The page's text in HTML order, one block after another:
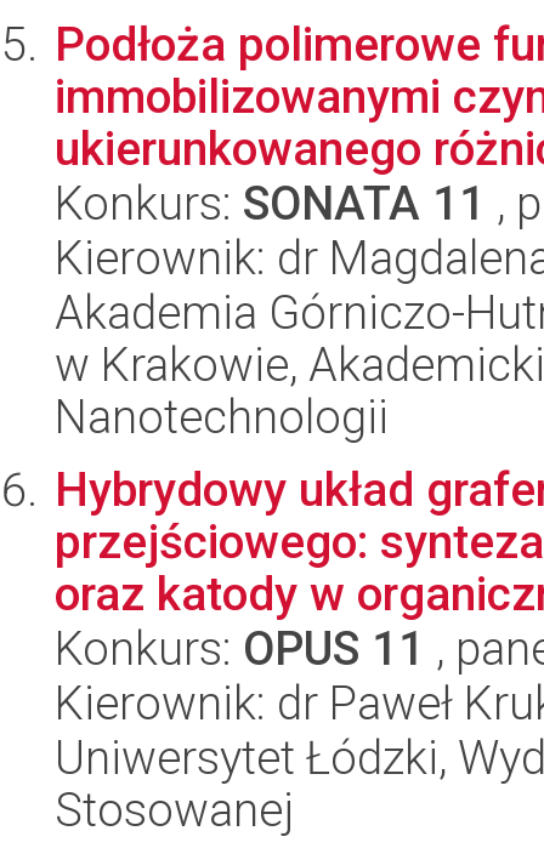
Podłoża polimerowe
immobilizowanymi
ukierunkowanego
Konkurs: SONATA 11 ,
Kierownik: dr
Akademia Górniczo-
w Krakowie,
Nanotechnologii
Hybrydowy układ
przejściowego:
oraz katody w
Konkurs: OPUS 11 ,
Kierownik: dr Paweł
Uniwersytet Łódzki,
Stosowanej